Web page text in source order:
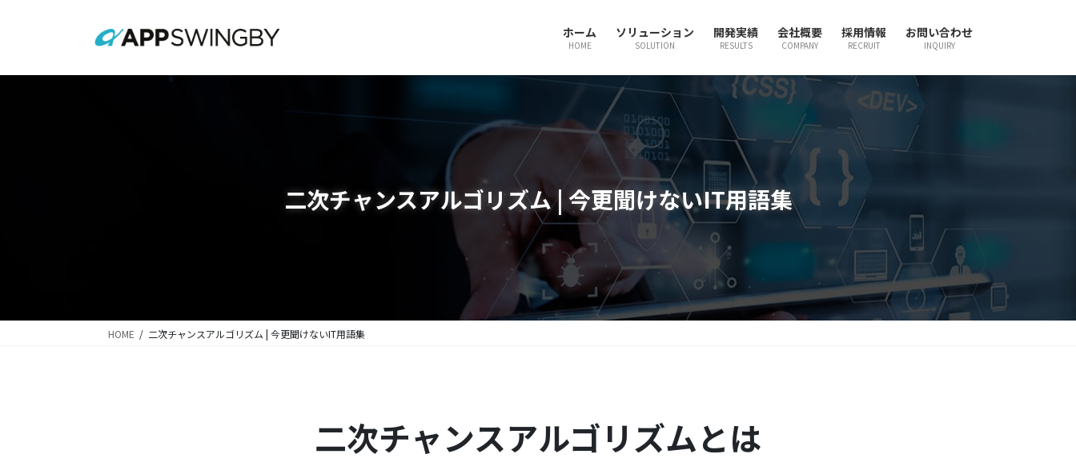
ホーム
HOME
ソリューション
SOLUTION
開発実績
RESULTS
会社概要
COMPANY
採用情報
RECRUIT
お問い合わせ
INQUIRY
二次チャンスアルゴリズム | 今更聞けないIT用語集
HOME 二次チャンスアルゴリズム | 今更聞けないIT用語集
二次チャンスアルゴリズムとは